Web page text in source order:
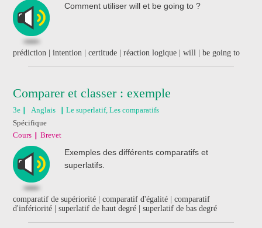
Comment utiliser will et be going to ?
prédiction | intention | certitude | réaction logique | will | be going to
Comparer et classer : exemple
3e Anglais
Le superlatif, Les comparatifs
Spécifique
Cours
Brevet
Exemples des différents comparatifs et
superlatifs.
comparatif de supériorité | comparatif d'égalité | comparatif
d'infériorité | superlatif de haut degré | superlatif de bas degré